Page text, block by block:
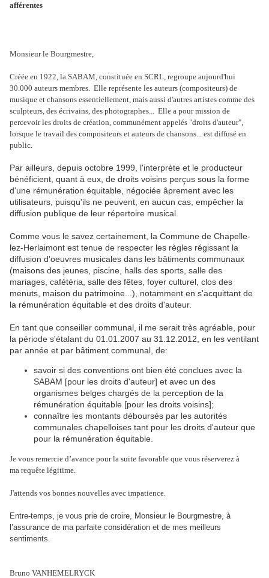
afférentes
Monsieur le Bourgmestre,
Créée en 1922, la SABAM, constituée en SCRL, regroupe aujourd'hui
30.000 auteurs membres. Elle représente les auteurs (compositeurs) de
musique et chansons essentiellement, mais aussi d'autres artistes comme des
sculpteurs, des écrivains, des photographes... Elle a pour mission de
percevoir les droits de création, communément appelés "droits d'auteur",
lorsque le travail des compositeurs et auteurs de chansons... est diffusé en
public.
Par ailleurs, depuis octobre 1999, l'interprète et le producteur
bénéficient, quant à eux, de droits voisins perçus sous la forme
d'une rémunération équitable, négociée âprement avec les
utilisateurs, puisqu'ils ne peuvent, en aucun cas, empêcher la
diffusion publique de leur répertoire musical.
Comme vous le savez certainement, la Commune de Chapelle-
lez-Herlaimont est tenue de respecter les règles régissant la
diffusion d'oeuvres musicales dans les bâtiments communaux
(maisons des jeunes, piscine, halls des sports, salle des
mariages, cafétéria, salle des fêtes, foyer culturel, clos des
menuts, maison du patrimoine...), notamment en s'acquittant de
la rémunération équitable et des droits d'auteur.
En tant que conseiller communal, il me serait très agréable, pour
la période s'étalant du 01.01.2007 au 31.12.2012, en les ventilant
par année et par bâtiment communal, de:
savoir si des conventions ont bien été conclues avec la
SABAM [pour les droits d'auteur] et avec un des
organismes belges chargés de la perception de la
rémunération équitable [pour les droits voisins];
connaître les montants déboursés par les autorités
communales chapelloises tant pour les droits d'auteur que
pour la rémunération équitable.
Je vous remercie d’avance pour la suite favorable que vous réserverez à
ma requête légitime.
J'attends vos bonnes nouvelles avec impatience.
Entre-temps, je vous prie de croire, Monsieur le Bourgmestre, à
l’assurance de ma parfaite considération et de mes meilleurs
sentiments.
Bruno VANHEMELRYCK